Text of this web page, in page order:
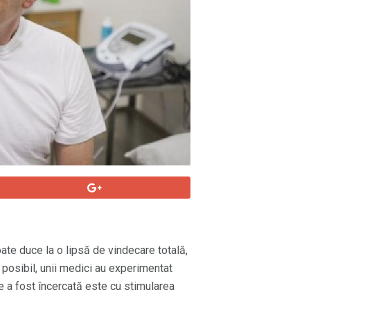
duce la o lipsă de vindecare totală,
unii medici au experimentat
a fost încercată este cu stimularea